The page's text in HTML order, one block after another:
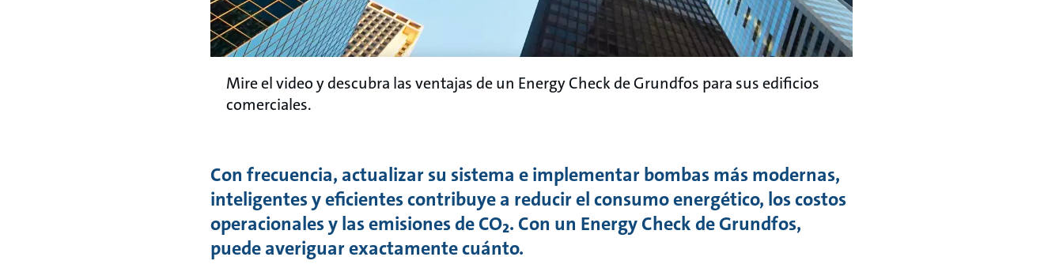
Mire el video y descubra las ventajas de un Energy Check de Grundfos para sus edificios
comerciales.
Con frecuencia, actualizar su sistema e implementar bombas más modernas,
inteligentes y eficientes contribuye a reducir el consumo energético, los costos
operacionales y las emisiones de CO₂. Con un Energy Check de Grundfos,
puede averiguar exactamente cuánto.